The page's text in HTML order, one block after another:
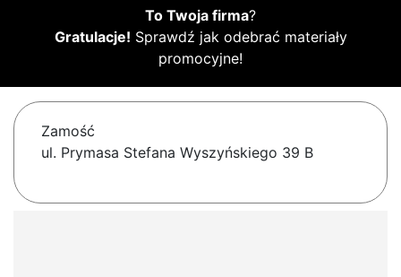
To Twoja firma?
Gratulacje! Sprawdź jak odebrać materiały
promocyjne!
Zamość
ul. Prymasa Stefana Wyszyńskiego 39 B